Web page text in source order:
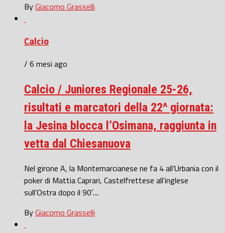
ByGiacomo Grasselli
Calcio
/ 6 mesi ago
Calcio / Juniores Regionale 25-26,
risultati e marcatori della 22^ giornata:
la Jesina blocca l’Osimana, raggiunta in
vetta dal Chiesanuova
Nel girone A, la Montemarcianese ne fa 4 all’Urbania con il
poker di Mattia Caprari, Castelfrettese all’inglese
sull’Ostra dopo il 90′....
ByGiacomo Grasselli